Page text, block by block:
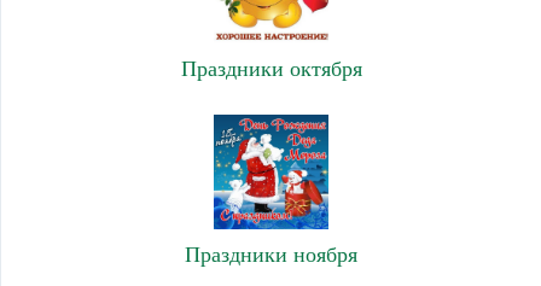
Праздники октября
Праздники ноября